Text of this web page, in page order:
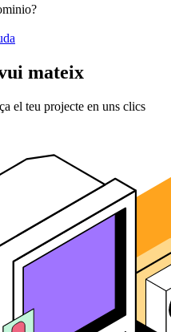
mateix
el teu projecte en uns clics